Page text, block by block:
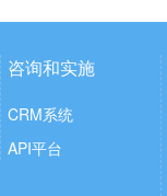
咨询和实施
CRM系统
API平台